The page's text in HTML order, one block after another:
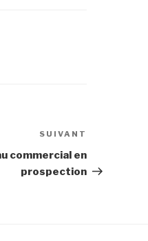
suivant
SUIVANT
commercial en
prospection